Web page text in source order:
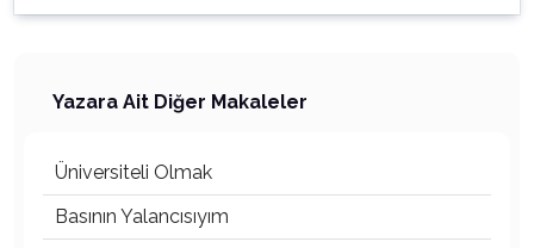
Yazara Ait Diğer Makaleler
Üniversiteli Olmak
Basının Yalancısıyım